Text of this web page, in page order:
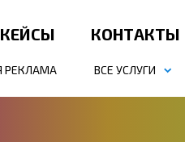
КЕЙСЫ КОНТАКТЫ
РЕКЛАМА ВСЕ УСЛУГИ